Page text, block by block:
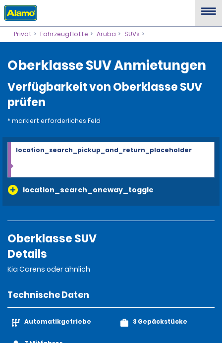
Privat Fahrzeugflotte Aruba SUVs
Oberklasse SUV Anmietungen
Verfügbarkeit von Oberklasse SUV
prüfen
* markiert erforderliches Feld
location_search_oneway_toggle
location_search_pickup_and_return_placeholder
Oberklasse SUV
Details
Kia Carens oder ähnlich
Technische Daten
Automatikgetriebe 3 Gepäckstücke